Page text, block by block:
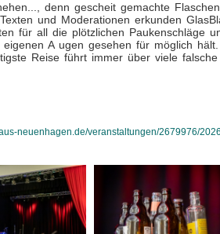
denn gescheit gemachte
und Moderationen erkunden
für all die plötzlichen Paukenschläge
A ugen gesehen für möglich
Reise führt immer über viele
neuenhagen.de/veranstaltungen/2679976/